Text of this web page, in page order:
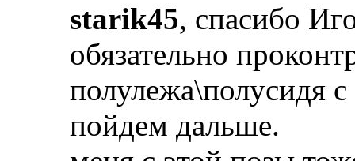
starik45, спасибо
обязательно
полулежа\полусидя
пойдем дальше.